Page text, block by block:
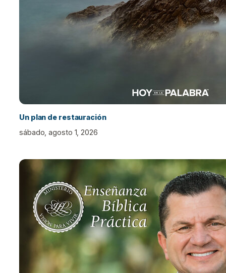
Un plan de restauración
sábado, agosto 1, 2026